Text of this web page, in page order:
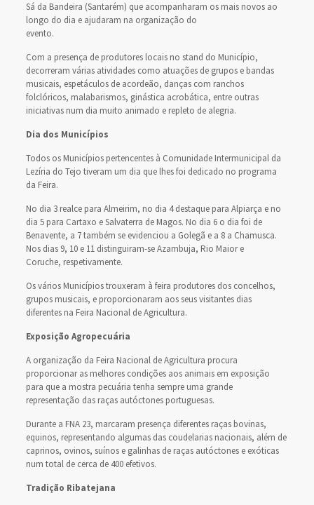
Sá da Bandeira (Santarém) que acompanharam os mais novos ao
longo do dia e ajudaram na organização do
evento.
Com a presença de produtores locais no stand do Município,
decorreram várias atividades como atuações de grupos e bandas
musicais, espetáculos de acordeão, danças com ranchos
folclóricos, malabarismos, ginástica acrobática, entre outras
iniciativas num dia muito animado e repleto de alegria.
Dia dos Municípios
Todos os Municípios pertencentes à Comunidade Intermunicipal da
Lezíria do Tejo tiveram um dia que lhes foi dedicado no programa
da Feira.
No dia 3 realce para Almeirim, no dia 4 destaque para Alpiarça e no
dia 5 para Cartaxo e Salvaterra de Magos. No dia 6 o dia foi de
Benavente, a 7 também se evidenciou a Golegã e a 8 a Chamusca.
Nos dias 9, 10 e 11 distinguiram-se Azambuja, Rio Maior e
Coruche, respetivamente.
Os vários Municípios trouxeram à feira produtores dos concelhos,
grupos musicais, e proporcionaram aos seus visitantes dias
diferentes na Feira Nacional de Agricultura.
Exposição Agropecuária
A organização da Feira Nacional de Agricultura procura
proporcionar as melhores condições aos animais em exposição
para que a mostra pecuária tenha sempre uma grande
representação das raças autóctones portuguesas.
Durante a FNA 23, marcaram presença diferentes raças bovinas,
equinos, representando algumas das coudelarias nacionais, além de
caprinos, ovinos, suínos e galinhas de raças autóctones e exóticas
num total de cerca de 400 efetivos.
Tradição Ribatejana